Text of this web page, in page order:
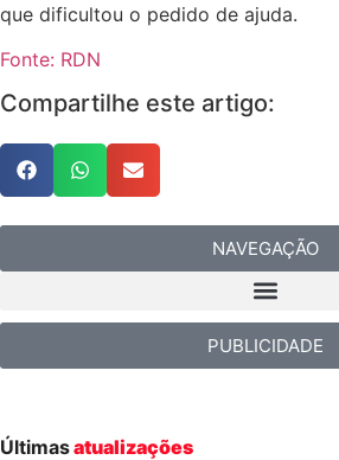
que dificultou o pedido de ajuda.
Fonte: RDN
Compartilhe este artigo:
NAVEGAÇÃO
PUBLICIDADE
Últimasatualizações